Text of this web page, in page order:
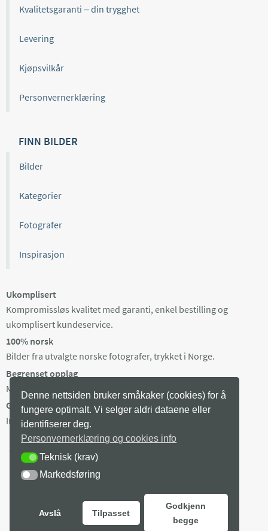
Kvalitetsgaranti – din trygghet
Levering
Kjøpsvilkår
Personvernerklæring
FINN BILDER
Bilder
Kategorier
Fotografer
Inspirasjon
Ukomplisert
Kompromissløs kvalitet med garanti, enkel bestilling og
ukomplisert kundeservice.
100% norsk
Bilder fra utvalgte norske fotografer, trykket i Norge.
Begrenset opplag
Maks 100 eksemplarer av hvert bilde, trykket på bestilling.
Gratis frakt i Norge
Ingen minstepris. Produksjonstid 3-8 arb dager + levering.
Denne nettsiden bruker småkaker (cookies) for å
fungere optimalt. Vi selger aldri dataene eller
identifiserer deg.
Personvernerklæring og cookies info
TEKNISK (KRAV)
Teknisk (krav)
MARKEDSFØRING
Markedsføring
Avslå Tilpasset
Godkjenn
begge